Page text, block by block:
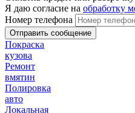
Услуги
Цены
Контакты
Я даю согласие на обработку
Номер телефона
Покраска
кузова
Ремонт
вмятин
Полировка
авто
Локальная